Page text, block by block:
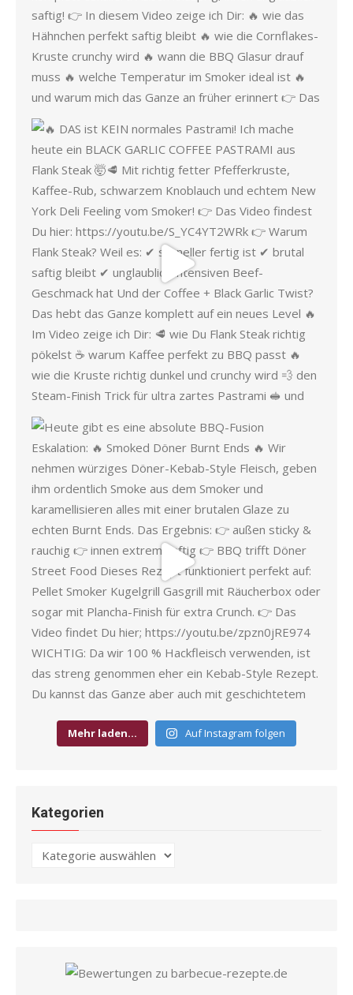
Mehr laden… Auf Instagram folgen
Kategorien
Kategorien